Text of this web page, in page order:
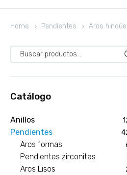
Home Pendientes Aros
Catálogo
Anillos
Pendientes
Aros formas
Pendientes zirconitas
Aros Lisos